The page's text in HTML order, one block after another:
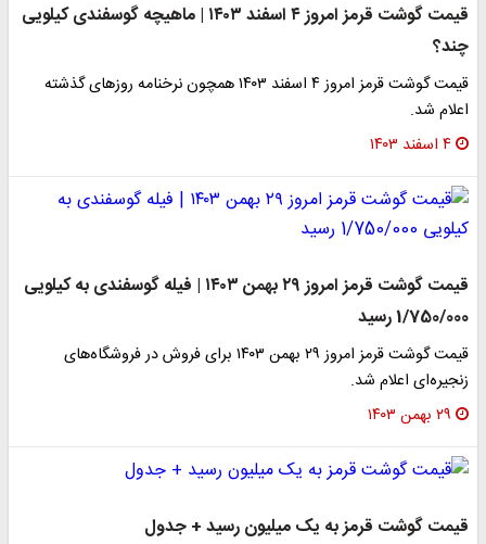
قیمت گوشت قرمز امروز ۴ اسفند ۱۴۰۳ | ماهیچه گوسفندی کیلویی
چند؟
قیمت گوشت قرمز امروز ۴ اسفند ۱۴۰۳ همچون نرخنامه روزهای گذشته
اعلام شد.
۴ اسفند ۱۴۰۳
قیمت گوشت قرمز امروز ۲۹ بهمن ۱۴۰۳ | فیله گوسفندی به کیلویی
1/750/000 رسید
قیمت گوشت قرمز امروز ۲۹ بهمن ۱۴۰۳ برای فروش در فروشگاه‌های
زنجیره‌ای اعلام شد.
۲۹ بهمن ۱۴۰۳
قیمت گوشت قرمز به یک میلیون رسید + جدول